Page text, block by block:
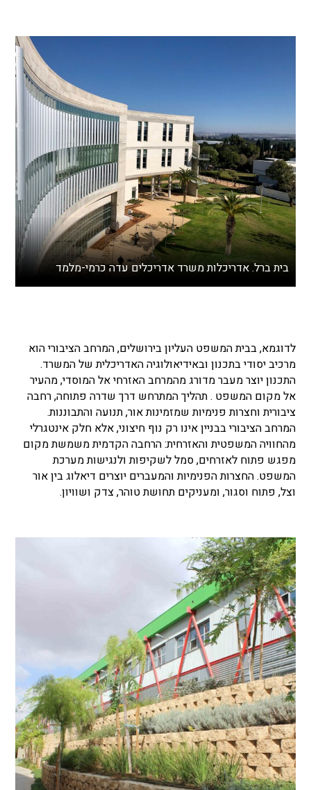
בית ברל. אדריכלות משרד אדריכלים עדה כרמי-מלמד
לדוגמא, בבית המשפט העליון בירושלים, המרחב הציבורי הוא
מרכיב יסודי בתכנון ובאידיאולוגיה האדריכלית של המשרד.
התכנון יוצר מעבר מדורג מהמרחב האזרחי אל המוסדי, מהעיר
אל מקום המשפט . תהליך המתרחש דרך שדרה פתוחה, רחבה
ציבורית וחצרות פנימיות שמזמינות אור, תנועה והתבוננות.
המרחב הציבורי בבניין אינו רק נוף חיצוני, אלא חלק אינטגרלי
מהחוויה המשפטית והאזרחית: הרחבה הקדמית משמשת מקום
מפגש פתוח לאזרחים, סמל לשקיפות ולנגישות מערכת
המשפט. החצרות הפנימיות והמעברים יוצרים דיאלוג בין אור
וצל, פתוח וסגור, ומעניקים תחושת טוהר, צדק ושוויון.